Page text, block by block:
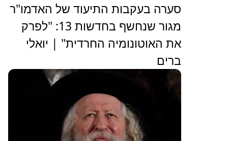
סערה בעקבות התיעוד של האדמו"ר
מגור שנחשף בחדשות 13: "לפרק
את האוטונומיה החרדית" | יואלי
ברים